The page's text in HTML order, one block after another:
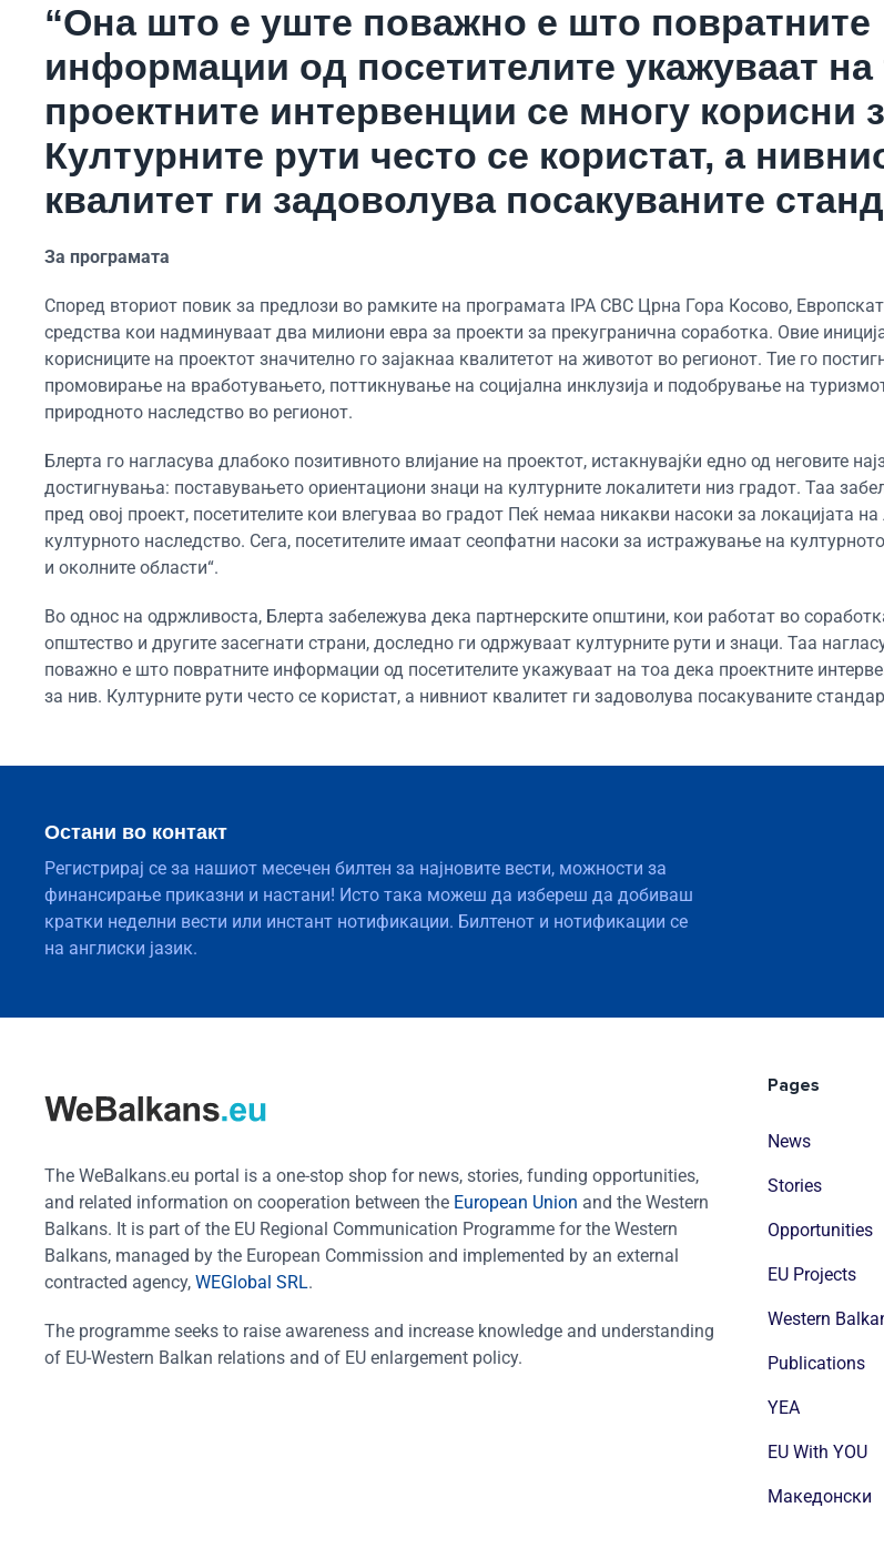
“Она што е уште поважно е што повратните
информации од посетителите укажуваат на
проектните интервенции се многу корисни
Културните рути често се користат, а
квалитет ги задоволува посакуваните
За програмата
Според вториот повик за предлози во рамките на програмата IPA CBC Црна Гора Косово,
средства кои надминуваат два милиони евра за проекти за прекугранична соработка. Овие
корисниците на проектот значително го зајакнаа квалитетот на животот во регионот. Тие го
промовирање на вработувањето, поттикнување на социјална инклузија и подобрување на
природното наследство во регионот.
Блерта го нагласува длабоко позитивното влијание на проектот, истакнувајќи едно од неговите
достигнувања: поставувањето ориентациони знаци на културните локалитети низ градот. Таа
пред овој проект, посетителите кои влегуваа во градот Пеќ немаа никакви насоки за локацијата на
културното наследство. Сега, посетителите имаат сеопфатни насоки за истражување на
и околните области“.
Во однос на одржливоста, Блерта забележува дека партнерските општини, кои работат во
општество и другите засегнати страни, доследно ги одржуваат културните рути и знаци. Таа
поважно е што повратните информации од посетителите укажуваат на тоа дека проектните
за нив. Културните рути често се користат, а нивниот квалитет ги задоволува посакуваните
Остани во контакт
Регистрирај се за нашиот месечен билтен за најновите вести, можности за
финансирање приказни и настани! Исто така можеш да избереш да добиваш
кратки неделни вести или инстант нотификации. Билтенот и нотификации се
на англиски јазик.
The WeBalkans.eu portal is a one-stop shop for news, stories, funding opportunities,
and related information on cooperation between the European Union and the Western
Balkans. It is part of the EU Regional Communication Programme for the Western
Balkans, managed by the European Commission and implemented by an external
contracted agency, WEGlobal SRL.
The programme seeks to raise awareness and increase knowledge and understanding
of EU-Western Balkan relations and of EU enlargement policy.
Pages
News
Stories
Opportunities
EU Projects
Western
Publications
YEA
EU With YOU
Mакедонски